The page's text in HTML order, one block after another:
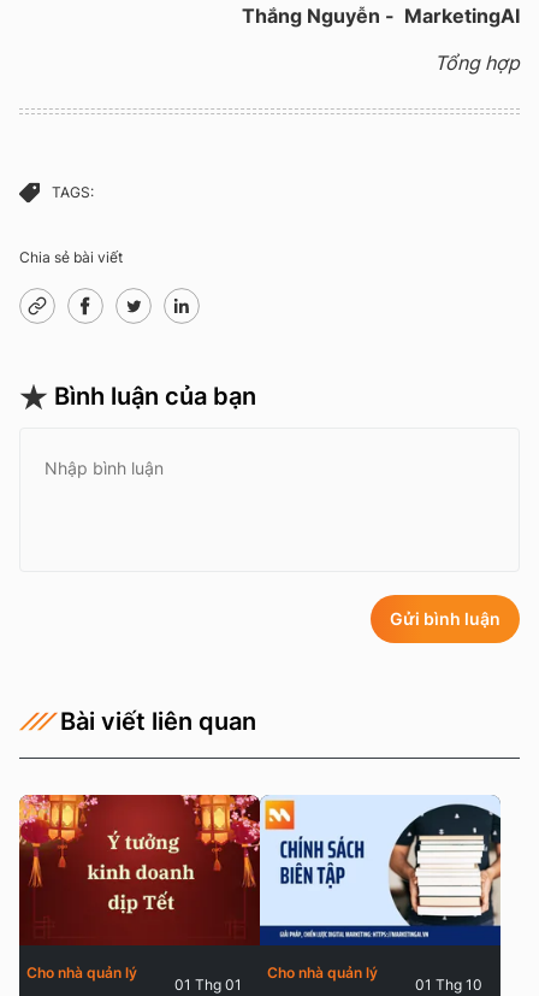
Thắng Nguyễn - MarketingAI
Tổng hợp
TAGS:
Chia sẻ bài viết
Bình luận của bạn
Gửi bình luận
Bài viết liên quan
Cho nhà quản lý
01 Thg 01
Cho nhà quản lý
01 Thg 10